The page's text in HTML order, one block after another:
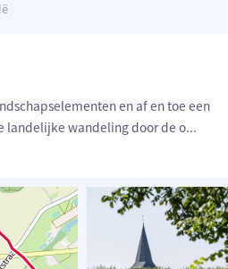
en af en toe een
landelijke wandeling door de o...